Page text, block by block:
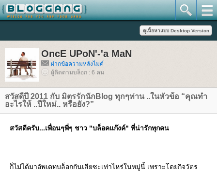
OncE UPoN'-'a MaN
ฝากข้อความหลังไมค์
ผู้ติดตามบล็อก : 6 คน
สวัสดีปี 2011 กับ มิตรรักนักBlog ทุกๆท่าน ..ในหัวข้อ “คุณทำ
อะไรให้ ..ปีใหม่.. หรือยัง?”
สวัสดีครับ...เพื่อนๆพี่ๆ ชาว "บล็อคแก๊งค์" ที่น่ารักทุกคน
ก็ไม่ได้มาอัพเดทบล็อกกันเสียซะเท่าไหร่ในหมู่นี้ เพราะโดยกิจวัตร